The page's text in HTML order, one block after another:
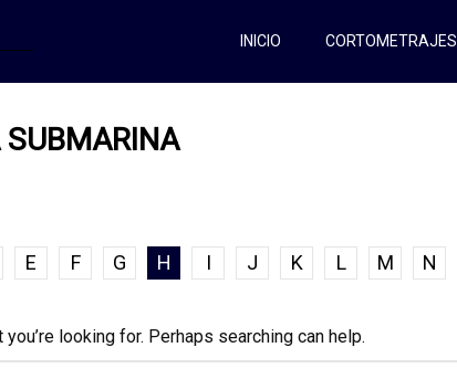
INICIO CORTOMETRAJES
E F G H I J K L M N
looking for. Perhaps searching can help.